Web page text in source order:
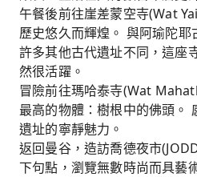
午餐後前往崖差蒙空寺(Wat
歷史悠久而輝煌。 與阿瑜陀
許多其他古代遺址不同，這座
然很活躍。
冒險前往瑪哈泰寺(Wat
最高的物體：樹根中的佛頭。
遺址的寧靜魅力。
返回曼谷，造訪喬德夜市(
下句點，瀏覽無數時尚而具藝